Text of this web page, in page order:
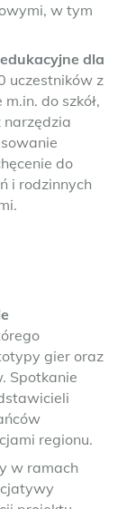
w tym
dla
uczestników z
do szkół,
do
i rodzinnych
gier oraz
Spotkanie
regionu.
w ramach